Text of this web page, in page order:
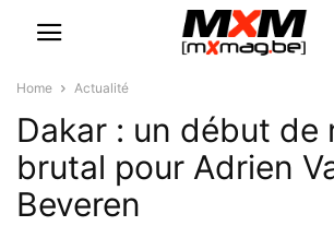
Home Actualité
Dakar : un début de
brutal pour Adrien
Beveren